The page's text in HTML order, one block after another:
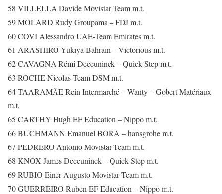
58 VILLELLA Davide Movistar Team m.t.
59 MOLARD Rudy Groupama – FDJ m.t.
60 COVI Alessandro UAE-Team Emirates m.t.
61 ARASHIRO Yukiya Bahrain – Victorious m.t.
62 CAVAGNA Rémi Deceuninck – Quick Step m.t.
63 ROCHE Nicolas Team DSM m.t.
64 TAARAMÄE Rein Intermarché – Wanty – Gobert Matériaux
m.t.
65 CARTHY Hugh EF Education – Nippo m.t.
66 BUCHMANN Emanuel BORA – hansgrohe m.t.
67 PEDRERO Antonio Movistar Team m.t.
68 KNOX James Deceuninck – Quick Step m.t.
69 RUBIO Einer Augusto Movistar Team m.t.
70 GUERREIRO Ruben EF Education – Nippo m.t.